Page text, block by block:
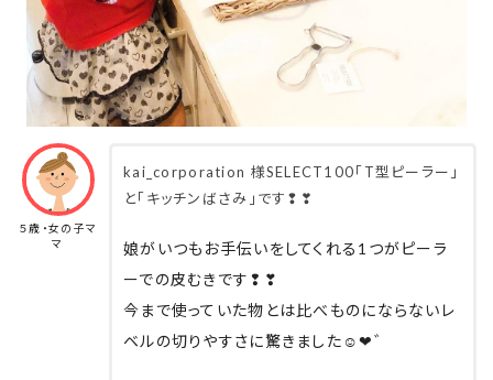
５歳・女の子マ
マ
kai_corporation 様SELECT100「T型ピーラー」
と「キッチンばさみ」です❢❣
娘がいつもお手伝いをしてくれる1つがピーラ
ーでの皮むきです❢❣
今まで使っていた物とは比べものにならないレ
ベルの切りやすさに驚きました☺︎︎❤︎゛